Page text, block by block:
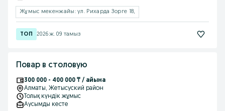
Жұмыс мекенжайы: ул. Рихарда Зорге 18,
2026 ж. 09 тамыз
Повар в столовую
300 000 - 400 000 ₸ / айына
Алматы, Жетысуский район
Толық күндік жұмыс
Аусымды кесте